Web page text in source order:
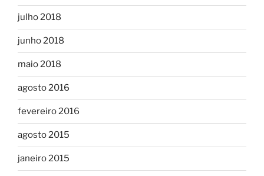
julho 2018
junho 2018
maio 2018
agosto 2016
fevereiro 2016
agosto 2015
janeiro 2015